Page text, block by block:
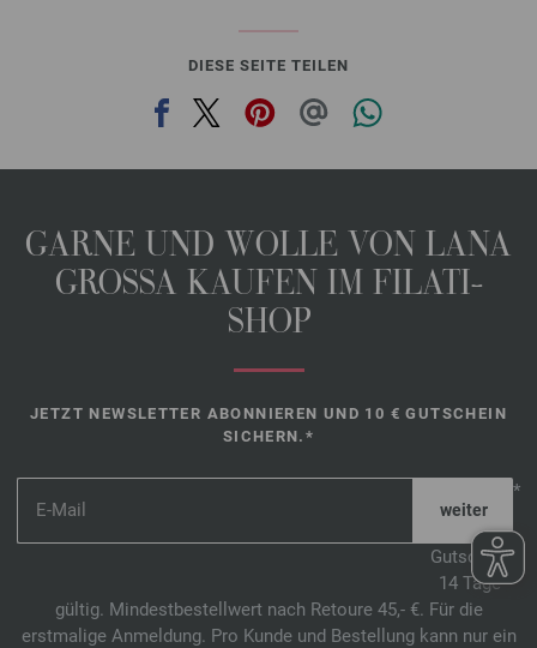
DIESE SEITE TEILEN
GARNE UND WOLLE VON LANA
GROSSA KAUFEN IM FILATI-
SHOP
JETZT NEWSLETTER ABONNIEREN UND 10 € GUTSCHEIN
SICHERN.*
*
Gutschein
14 Tage
gültig. Mindestbestellwert nach Retoure 45,- €. Für die
erstmalige Anmeldung. Pro Kunde und Bestellung kann nur ein